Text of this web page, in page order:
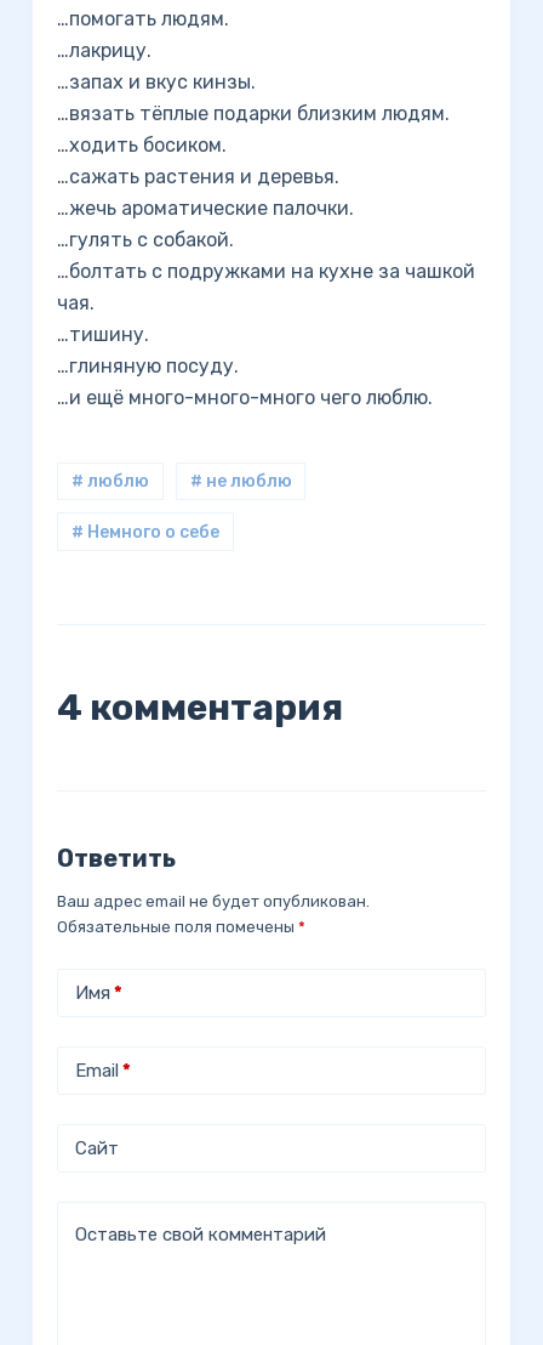
…помогать людям.
…лакрицу.
…запах и вкус кинзы.
…вязать тёплые подарки близким людям.
…ходить босиком.
…сажать растения и деревья.
…жечь ароматические палочки.
…гулять с собакой.
…болтать с подружками на кухне за чашкой
чая.
…тишину.
…глиняную посуду.
…и ещё много-много-много чего люблю.
# люблю # не люблю
# Немного о себе
4 комментария
Ответить
Ваш адрес email не будет опубликован.
Обязательные поля помечены *
Имя *
Email*
Сайт
Оставьте свой комментарий